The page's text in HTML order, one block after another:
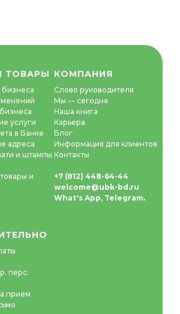
ТОВАРЫ
бизнеса
услуги
в Банке
адреса
и штампы
и
КОМПАНИЯ
Слово руководителя
Мы — сегодня
Наша книга
Карьера
Блог
Информация для клиентов
Контакты
+7 (812) 448-64-44
welcome@ubk-bd.ru
What's App, Telegram.
перс.
прием